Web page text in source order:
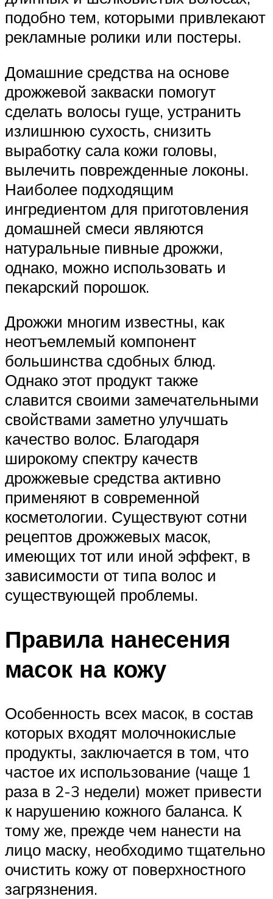
подобно тем, которыми привлекают
рекламные ролики или постеры.
Домашние средства на основе
дрожжевой закваски помогут
сделать волосы гуще, устранить
излишнюю сухость, снизить
выработку сала кожи головы,
вылечить поврежденные локоны.
Наиболее подходящим
ингредиентом для приготовления
домашней смеси являются
натуральные пивные дрожжи,
однако, можно использовать и
пекарский порошок.
Дрожжи многим известны, как
неотъемлемый компонент
большинства сдобных блюд.
Однако этот продукт также
славится своими замечательными
свойствами заметно улучшать
качество волос. Благодаря
широкому спектру качеств
дрожжевые средства активно
применяют в современной
косметологии. Существуют сотни
рецептов дрожжевых масок,
имеющих тот или иной эффект, в
зависимости от типа волос и
существующей проблемы.
Правила нанесения
масок на кожу
Особенность всех масок, в состав
которых входят молочнокислые
продукты, заключается в том, что
частое их использование (чаще 1
раза в 2-3 недели) может привести
к нарушению кожного баланса. К
тому же, прежде чем нанести на
лицо маску, необходимо тщательно
очистить кожу от поверхностного
загрязнения.